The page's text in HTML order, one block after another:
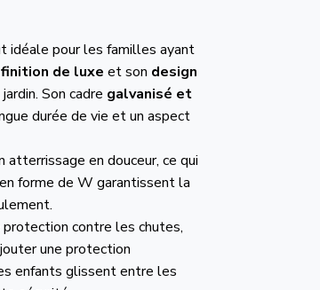
idéale pour les familles ayant
finition de luxe et son design
Son cadre galvanisé et
durée de vie et un aspect
en douceur, ce qui
forme de W garantissent la
contre les chutes,
une protection
enfants glissent entre les